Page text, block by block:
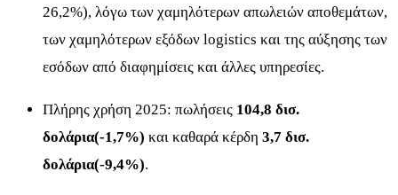
26,2%), λόγω των χαμηλότερων απωλειών αποθεμάτων,
των χαμηλότερων εξόδων logistics και της αύξησης των
εσόδων από διαφημίσεις και άλλες υπηρεσίες.
Πλήρης χρήση 2025: πωλήσεις 104,8 δισ.
δολάρια(-1,7%) και καθαρά κέρδη 3,7 δισ.
δολάρια(-9,4%).